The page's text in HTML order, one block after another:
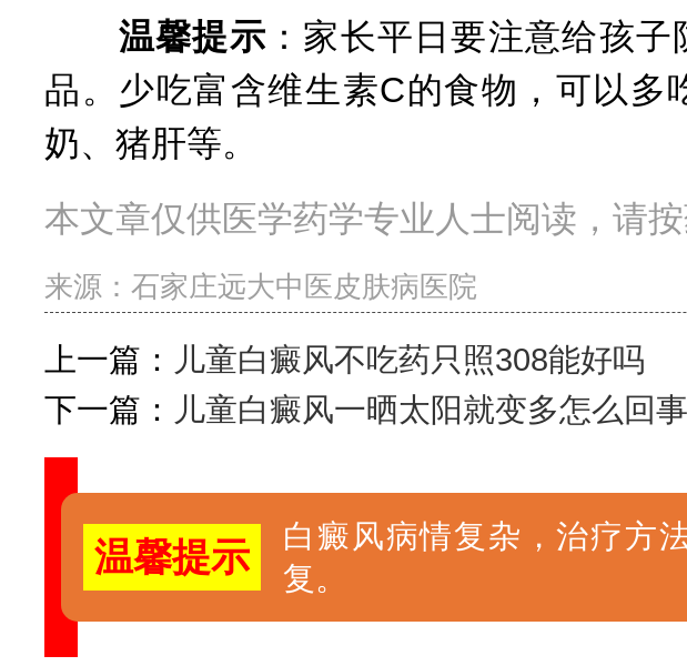
温馨提示 ：家长平日要注意给孩
品。少吃富含维生素C的食物，可以
奶、猪肝等。
本文章仅供医学药学专业人士阅读，请
来源：石家庄远大中医皮肤病医院
上一篇： 儿童白癜风不吃药只照308能好吗
下一篇： 儿童白癜风一晒太阳就变多怎么回事
温馨提示
白癜风病情复杂，治疗方
复。